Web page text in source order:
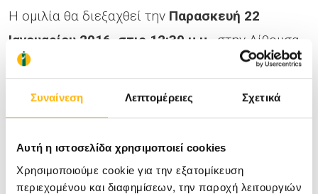
Συναίνεση Λεπτομέρειες Σχετικά
Αυτή η ιστοσελίδα χρησιμοποιεί cookies
Χρησιμοποιούμε cookie για την εξατομίκευση
περιεχομένου και διαφημίσεων, την παροχή λειτουργιών
Η ομιλία θα διεξαχθεί την Παρασκευή 22
Ιανουαρίου 2016, στις 12:30 μ.μ.
, στην Αίθουσα
Εκδηλώσεων του ΙΑΣΩ και η είσοδος είναι